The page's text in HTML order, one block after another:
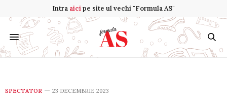
Intra aicipe site ul vechi "Formula AS"
SPECTATOR 23 DECEMBRIE 2023